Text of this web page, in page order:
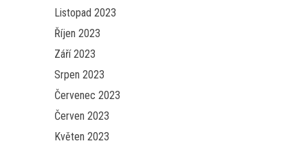
Listopad 2023
Říjen 2023
Září 2023
Srpen 2023
Červenec 2023
Červen 2023
Květen 2023